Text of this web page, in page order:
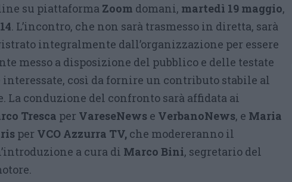
su piattaforma Zoom domani, martedì 19 maggio,
14. L’incontro, che non sarà trasmesso in diretta, sarà
integralmente dall’organizzazione per essere
messo a disposizione del pubblico e delle testate
così da fornire un contributo stabile al
. La conduzione del confronto sarà affidata ai
Tresca per VareseNews e VerbanoNews, e Maria
per VCO Azzurra TV, che modereranno il
a cura di Marco Bini, segretario del